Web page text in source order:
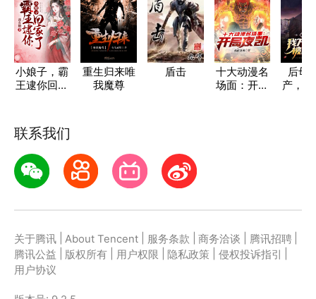
小娘子，霸
王逮你回家
重生归来唯
我魔尊
盾击
十大动漫名
场面：开局
后母
产，
联系我们
关于腾讯 About Tencent 服务条款 商务洽谈 腾讯招聘
腾讯公益
版权所有 用户权限 隐私政策 侵权投诉指引
用户协议